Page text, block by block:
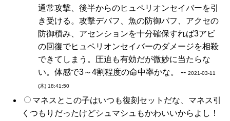
通常攻撃、後半からのヒュペリオンセイバーを引
き受ける。攻撃デバフ、魚の防御バフ、アクセの
防御積み、アセンションを十分確保すれば3アビ
の回復でヒュペリオンセイバーのダメージを相殺
できてしまう。圧迫も有効だが微妙に当たらな
い。体感で3～4割程度の命中率かな。 -- 2021-03-11
(木) 18:41:50
マネスとこの子はいつも復刻セットだな、マネス引
くつもりだったけどシュマシュもかわいいからよし！